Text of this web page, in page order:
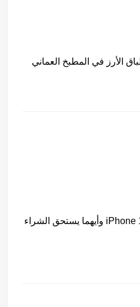
الأرز في المطبخ العماني
مقارنة بين IPhone 13 وiPhone 14 وأيهما يستحق الشراء